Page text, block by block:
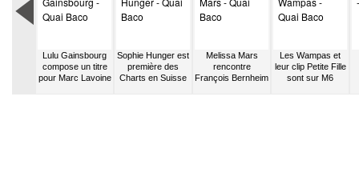
Lulu Gainsbourg
compose un titre
pour Marc Lavoine
Sophie Hunger est
première des
Charts en Suisse
Melissa Mars
rencontre
François Bernheim
Les Wampas et
leur clip Petite Fille
sont sur M6